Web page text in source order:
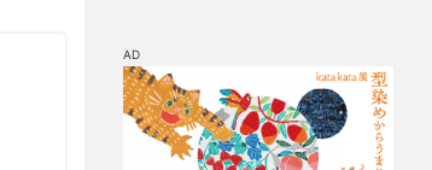
チケット割引
AD